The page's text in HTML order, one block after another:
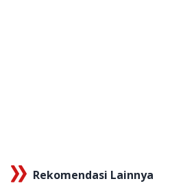
Rekomendasi Lainnya